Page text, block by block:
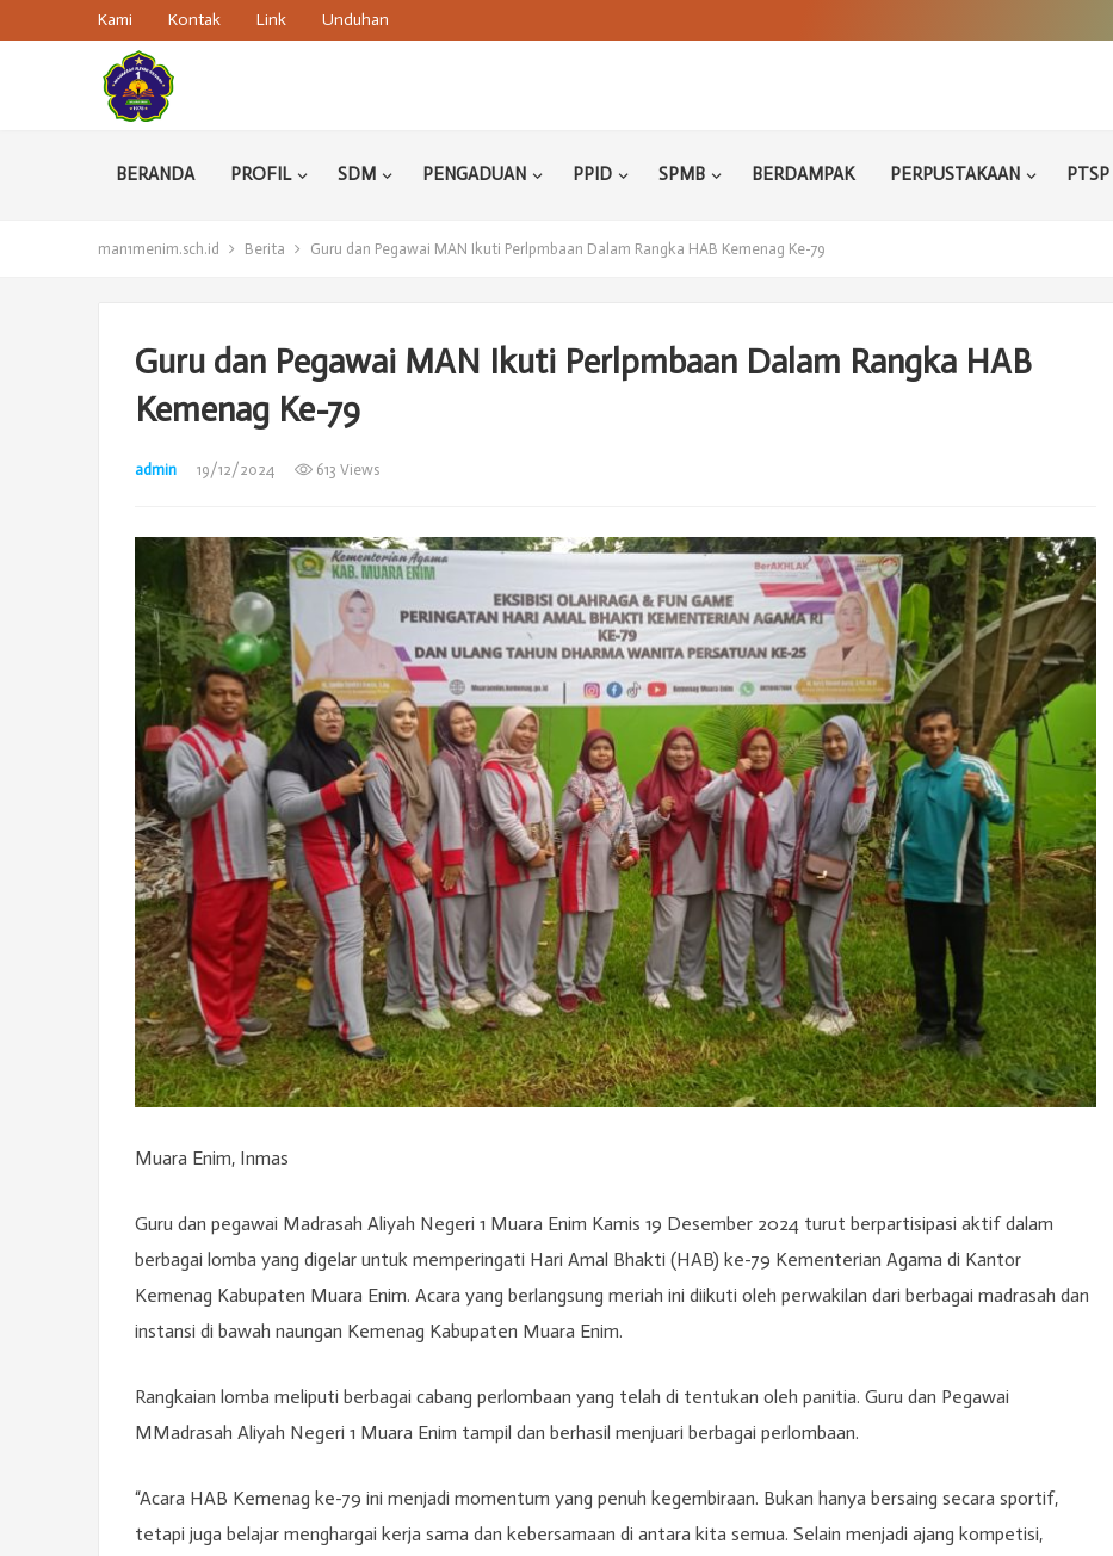
Kami Kontak Link Unduhan
BERANDA PROFIL SDM PENGADUAN PPID SPMB BERDAMPAK PERPUSTAKAAN PTSP
man1menim.sch.id Berita Guru dan Pegawai MAN Ikuti Perlpmbaan Dalam Rangka HAB Kemenag Ke-79
Guru dan Pegawai MAN Ikuti Perlpmbaan Dalam Rangka HAB
Kemenag Ke-79
admin 19/12/2024 613 Views
Muara Enim, Inmas
Guru dan pegawai Madrasah Aliyah Negeri 1 Muara Enim Kamis 19 Desember 2024 turut berpartisipasi aktif dalam
berbagai lomba yang digelar untuk memperingati Hari Amal Bhakti (HAB) ke-79 Kementerian Agama di Kantor
Kemenag Kabupaten Muara Enim. Acara yang berlangsung meriah ini diikuti oleh perwakilan dari berbagai madrasah dan
instansi di bawah naungan Kemenag Kabupaten Muara Enim.
Rangkaian lomba meliputi berbagai cabang perlombaan yang telah di tentukan oleh panitia. Guru dan Pegawai
MMadrasah Aliyah Negeri 1 Muara Enim tampil dan berhasil menjuari berbagai perlombaan.
“Acara HAB Kemenag ke-79 ini menjadi momentum yang penuh kegembiraan. Bukan hanya bersaing secara sportif,
tetapi juga belajar menghargai kerja sama dan kebersamaan di antara kita semua. Selain menjadi ajang kompetisi,